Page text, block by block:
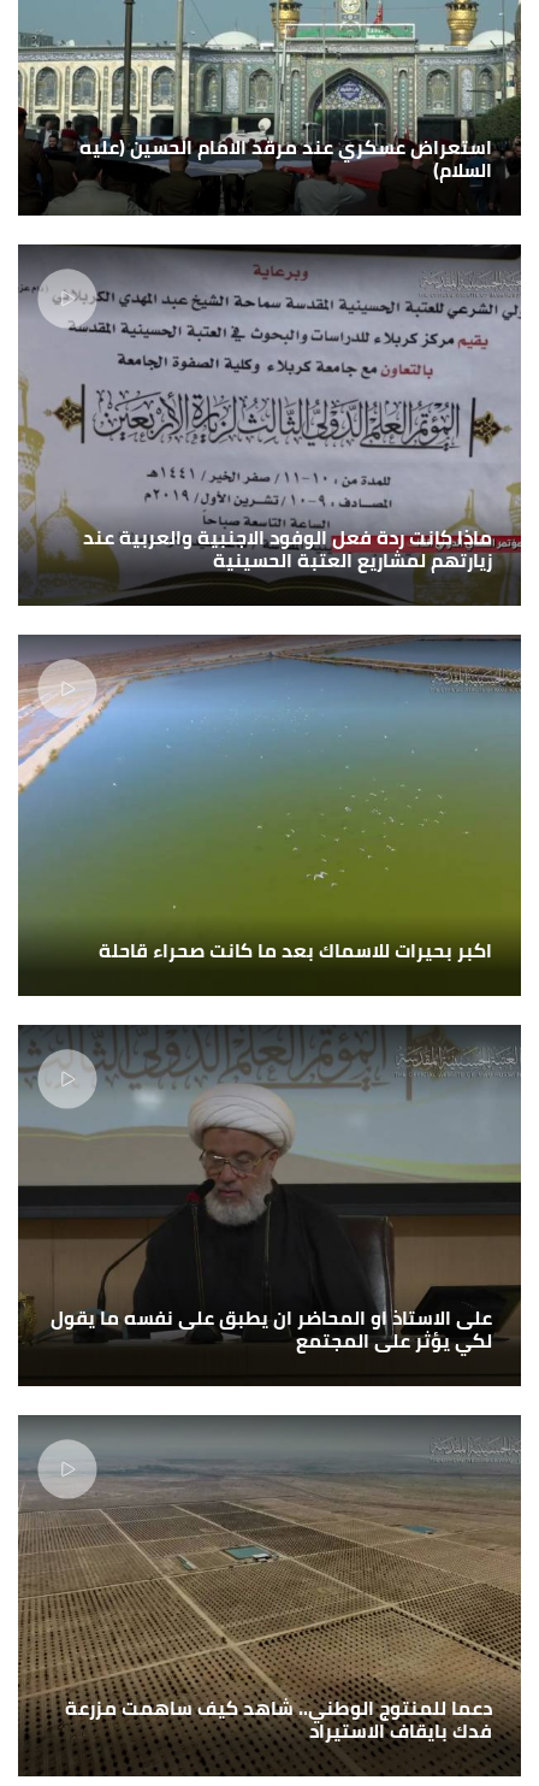
استعراض عسكري عند مرقد الامام الحسين (عليه
السلام)
ماذا كانت ردة فعل الوفود الاجنبية والعربية عند
زيارتهم لمشاريع العتبة الحسينية
اكبر بحيرات للاسماك بعد ما كانت صحراء قاحلة
على الاستاذ او المحاضر ان يطبق على نفسه ما يقول
لكي يؤثر على المجتمع
دعما للمنتوج الوطني.. شاهد كيف ساهمت مزرعة
فدك بايقاف الاستيراد